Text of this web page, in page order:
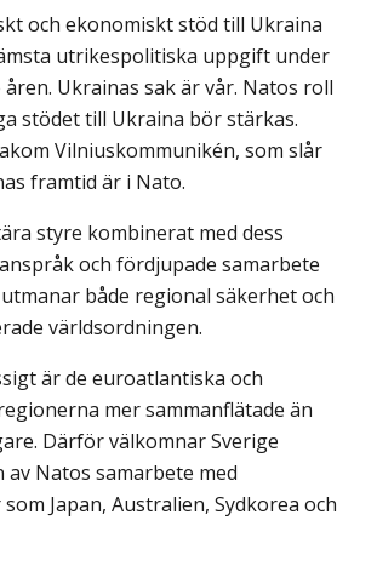
och ekonomiskt stöd till Ukraina
utrikespolitiska uppgift under
Ukrainas sak är vår. Natos roll
stödet till Ukraina bör stärkas.
Vilniuskommunikén, som slår
framtid är i Nato.
styre kombinerat med dess
och fördjupade samarbete
utmanar både regional säkerhet och
världsordningen.
är de euroatlantiska och
mer sammanflätade än
Därför välkomnar Sverige
Natos samarbete med
Japan, Australien, Sydkorea och